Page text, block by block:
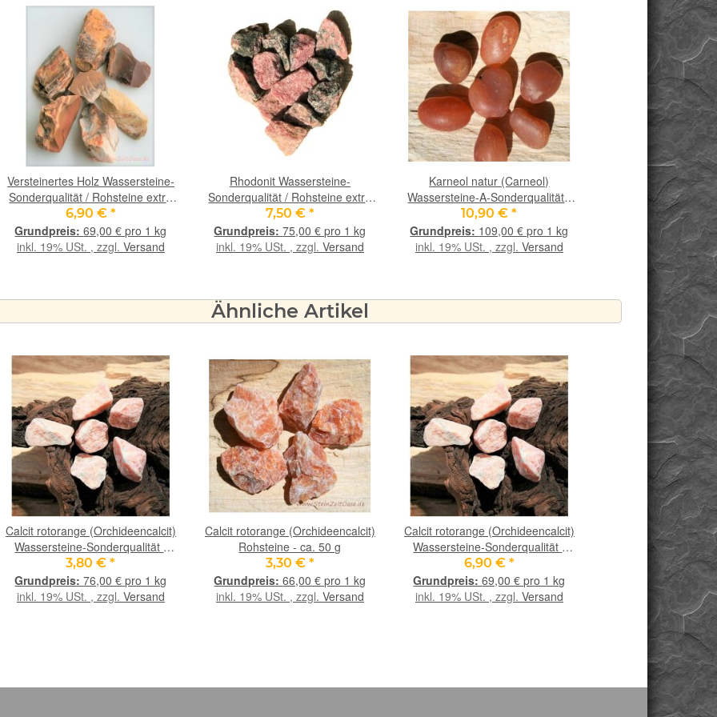
Versteinertes Holz Wassersteine-
Sonderqualität / Rohsteine extra
angetrommelt - ca. 100 g (GKS) -
Restbestand -
6,90 € *
69,00 € pro 1 kg
inkl. 19% USt. , zzgl. Versand
Rhodonit Wassersteine-
Sonderqualität / Rohsteine extra
kurz angetrommelt - ca. 100 g
7,50 € *
75,00 € pro 1 kg
inkl. 19% USt. , zzgl. Versand
Karneol natur (Carneol)
Wassersteine-A-Sonderqualität /
Trommelsteine roh - ca. 100 g
(GKS)
10,90 €*
109,00 € pro 1 kg
inkl. 19% USt. , zzgl. Versand
Jaspis rot
Sonderqualität /
roh - ca. 100 g
8,90 € *
inkl. 19% USt. ,
Ähnliche Artikel
Calcit rotorange (Orchideencalcit)
Wassersteine-Sonderqualität /
Rohsteine extra angetrommelt -
ca. 50 g
3,80 €*
76,00 € pro 1 kg
inkl. 19% USt. , zzgl. Versand
Calcit rotorange (Orchideencalcit)
Rohsteine - ca. 50 g
3,30 € *
66,00 € pro 1 kg
inkl. 19% USt. , zzgl. Versand
Calcit rotorange (Orchideencalcit)
Wassersteine-Sonderqualität /
Rohsteine extra angetrommelt -
ca. 100 g
6,90 € *
69,00 € pro 1 kg
inkl. 19% USt. , zzgl. Versand
Chakra-Set groß
64,90 €
inkl. 19% USt. ,
Lieferung